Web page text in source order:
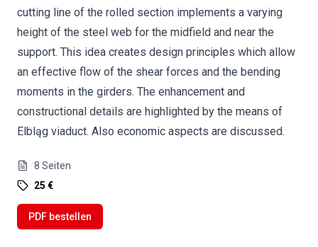
cutting line of the rolled section implements a varying
height of the steel web for the midfield and near the
support. This idea creates design principles which allow
an effective flow of the shear forces and the bending
moments in the girders. The enhancement and
constructional details are highlighted by the means of
Elbląg viaduct. Also economic aspects are discussed.
8 Seiten
25 €
PDF bestellen